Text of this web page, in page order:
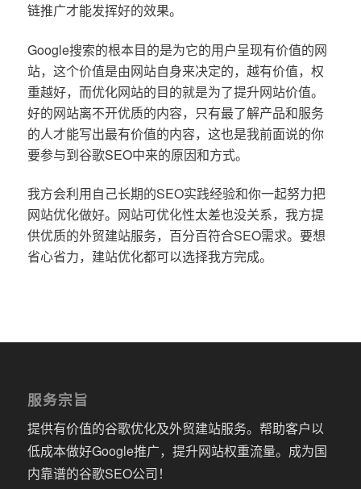
链推广才能发挥好的效果。
Google搜索的根本目的是为它的用户呈现有价值的网
站，这个价值是由网站自身来决定的，越有价值，权
重越好，而优化网站的目的就是为了提升网站价值。
好的网站离不开优质的内容，只有最了解产品和服务
的人才能写出最有价值的内容，这也是我前面说的你
要参与到谷歌SEO中来的原因和方式。
我方会利用自己长期的SEO实践经验和你一起努力把
网站优化做好。网站可优化性太差也没关系，我方提
供优质的外贸建站服务，百分百符合SEO需求。要想
省心省力，建站优化都可以选择我方完成。
服务宗旨
提供有价值的谷歌优化及外贸建站服务。帮助客户以
低成本做好Google推广，提升网站权重流量。成为国
内靠谱的谷歌SEO公司！